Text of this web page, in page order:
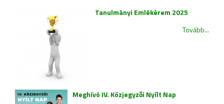
Tanulmányi Emlékérem 2025
Tovább...
Meghívó IV. Közjegyzői Nyílt Nap